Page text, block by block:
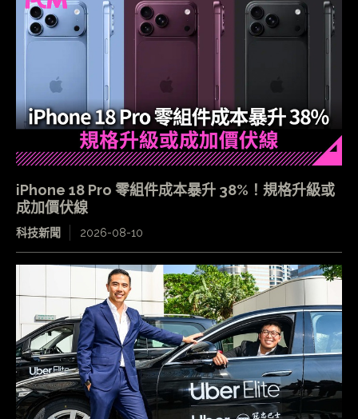
iPhone 18 Pro 零組件成本暴升 38%！規格升級或
成加價伏線
科技新聞 2026-08-10